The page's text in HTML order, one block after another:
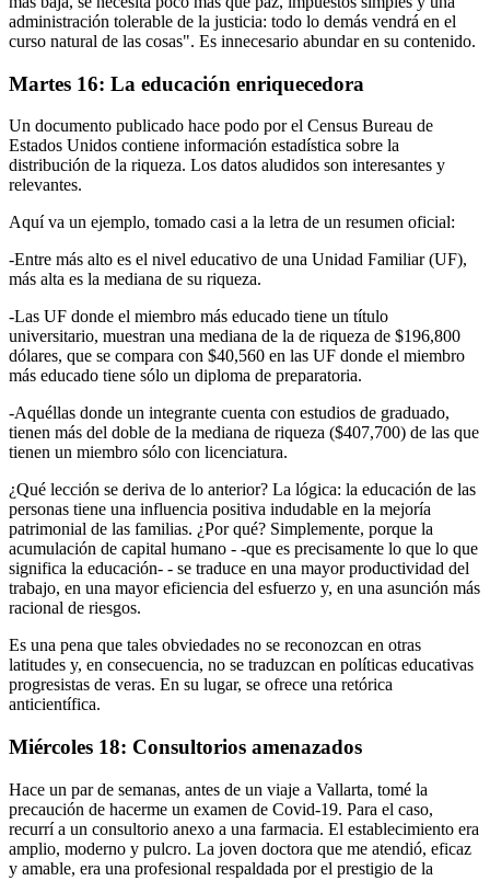
administración tolerable de la justicia: todo lo demás vendrá en el
curso natural de las cosas". Es innecesario abundar en su contenido.
Martes 16: La educación enriquecedora
Un documento publicado hace podo por el Census Bureau de
Estados Unidos contiene información estadística sobre la
distribución de la riqueza. Los datos aludidos son interesantes y
relevantes.
Aquí va un ejemplo, tomado casi a la letra de un resumen oficial:
-Entre más alto es el nivel educativo de una Unidad Familiar (UF),
más alta es la mediana de su riqueza.
-Las UF donde el miembro más educado tiene un título
universitario, muestran una mediana de la de riqueza de $196,800
dólares, que se compara con $40,560 en las UF donde el miembro
más educado tiene sólo un diploma de preparatoria.
-Aquéllas donde un integrante cuenta con estudios de graduado,
tienen más del doble de la mediana de riqueza ($407,700) de las que
tienen un miembro sólo con licenciatura.
¿Qué lección se deriva de lo anterior? La lógica: la educación de las
personas tiene una influencia positiva indudable en la mejoría
patrimonial de las familias. ¿Por qué? Simplemente, porque la
acumulación de capital humano - -que es precisamente lo que lo que
significa la educación- - se traduce en una mayor productividad del
trabajo, en una mayor eficiencia del esfuerzo y, en una asunción más
racional de riesgos.
Es una pena que tales obviedades no se reconozcan en otras
latitudes y, en consecuencia, no se traduzcan en políticas educativas
progresistas de veras. En su lugar, se ofrece una retórica
anticientífica.
Miércoles 18: Consultorios amenazados
Hace un par de semanas, antes de un viaje a Vallarta, tomé la
precaución de hacerme un examen de Covid-19. Para el caso,
recurrí a un consultorio anexo a una farmacia. El establecimiento era
amplio, moderno y pulcro. La joven doctora que me atendió, eficaz
y amable, era una profesional respaldada por el prestigio de la